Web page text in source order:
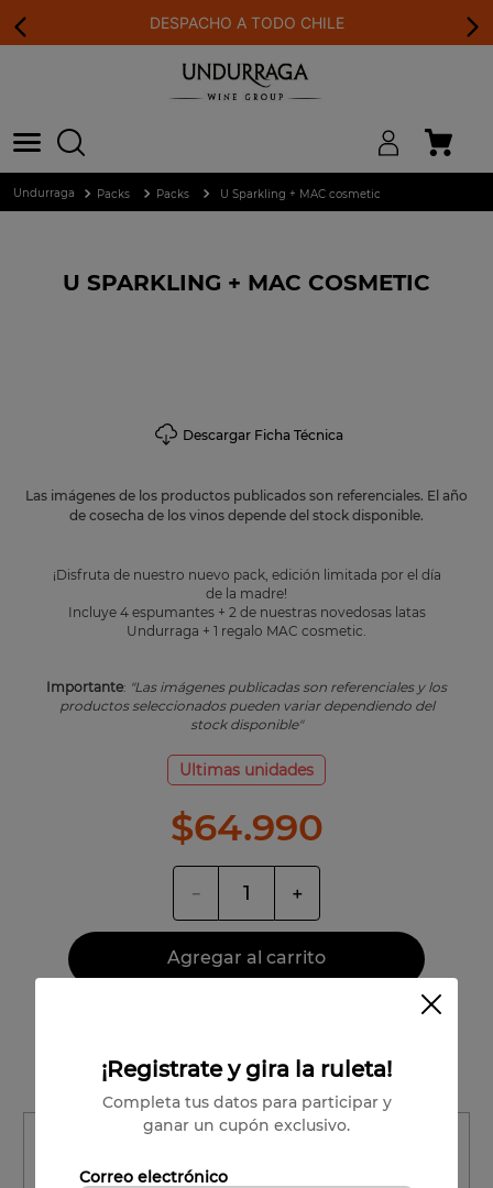
DESPACHO A TODO CHILE
Packs Packs U Sparkling + MAC cosmetic
Descargar Ficha Técnica
Las imágenes de los productos publicados son referenciales. El año
de cosecha de los vinos depende del stock disponible.
U SPARKLING + MAC COSMETIC
¡Disfruta de nuestro nuevo pack, edición limitada por el día
de la madre!
Incluye 4 espumantes + 2 de nuestras novedosas latas
Undurraga + 1 regalo MAC cosmetic.
Importante: "Las imágenes publicadas son referenciales y los
productos seleccionados pueden variar dependiendo del
stock disponible"
Ultimas unidades
$64.990
＋
－
Agregar al carrito
Región
¡Registrate y gira la ruleta!
Completa tus datos para participar y
ganar un cupón exclusivo.
Correo electrónico